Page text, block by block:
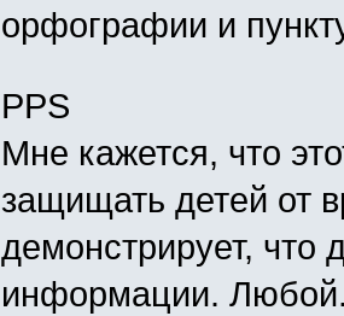
орфографии и
PPS
Мне кажется, что
защищать детей от
демонстрирует, что
информации.